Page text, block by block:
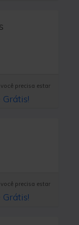
precisa estar
precisa estar